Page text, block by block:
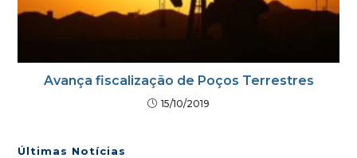
Avança fiscalização de Poços Terrestres
15/10/2019
Últimas Notícias